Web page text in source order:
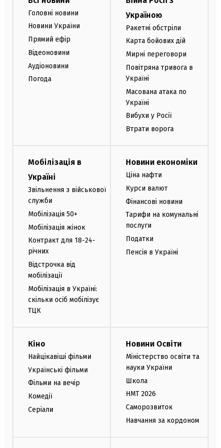
Головні новини
Новини України
Прямий ефір
Відеоновини
Аудіоновини
Погода
Україною
Ракетні обстріли
Карта бойових дій
Мирні переговори
Повітряна тривога в
Україні
Масована атака по
Україні
Вибухи у Росії
Втрати ворога
Мобілізація в
Україні
Звільнення з військової
служби
Мобілізація 50+
Мобілізація жінок
Контракт для 18-24-
річних
Відстрочка від
мобілізації
Мобілізація в Україні:
скільки осіб мобілізує
ТЦК
Новини економіки
Ціна нафти
Курси валют
Фінансові новини
Тарифи на комунальні
послуги
Податки
Пенсія в Україні
Кіно
Найцікавіші фільми
Українські фільми
Фільми на вечір
Комедії
Серіали
Новини Освіти
Міністерство освіти та
науки України
Школа
НМТ 2026
Саморозвиток
Навчання за кордоном